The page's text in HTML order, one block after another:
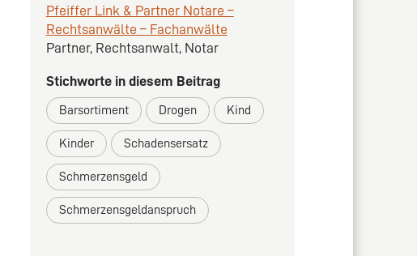
Pfeiffer Link & Partner Notare –
Rechtsanwälte – Fachanwälte
Partner, Rechtsanwalt, Notar
Stichworte in diesem Beitrag
Barsortiment Drogen Kind
Kinder Schadensersatz
Schmerzensgeld
Schmerzensgeldanspruch